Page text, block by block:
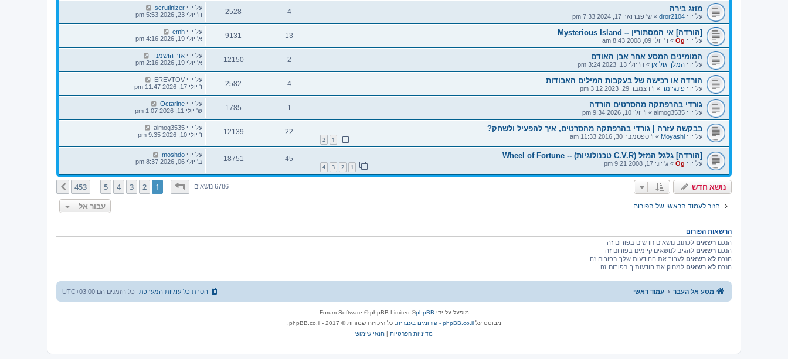
מוזג בירה
על ידי dror2104
» ש' פברואר 17, 2024 7:33 pm
4
2528 על ידי scrutinizer
ה' יולי 23, 2026 5:53 pm
[הורדה] אי המסתורין -- Mysterious Island
על ידי Og
» ד' יולי 09, 2008 8:43 am
13
9131 על ידי emh
א' יולי 19, 2026 4:16 pm
המומינים המסע אחר אבן האודם
על ידי המלך גוליאן » ה' יולי 13, 2023 3:24 pm
2
12150 על ידי אור הושמנד
א' יולי 19, 2026 2:16 pm
הורדה או רכישה של בעקבות המילים האבודות
על ידי פינגיימר » ו' דצמבר 29, 2023 3:12 pm
4
2582 על ידי EREVTOV
ו' יולי 17, 2026 11:47 pm
גורדי בהרפתקה מהסרטים הורדה
על ידי almog3535
» ו' יולי 10, 2026 9:34 pm
1
1785 על ידי Octarine
ש' יולי 11, 2026 1:07 pm
בבקשה עזרה | גורדי בהרפתקה מהסרטים, איך להפעיל ולשחק?
על ידי Moyashi
» ו' ספטמבר 30, 2016 11:33 am 1
2
22
12139 על ידי almog3535
ו' יולי 10, 2026 9:35 pm
[הורדה] גלגל המזל (C.V.R טכנולוגיות) -- Wheel of Fortune
על ידי Og
» ג' יוני 17, 2008 9:21 pm 1
2
3
4
45
18751 על ידי moshdo
ב' יולי 06, 2026 8:37 pm
נושא חדש 6786 נושאים
דף1מתוך 453
1
2
3
4
5
453 הבא
חזור לעמוד הראשי של הפורום עבור אל
הרשאות הפורום
הנכם רשאים לכתוב נושאים חדשים בפורום זה
הנכם רשאים להגיב לנושאים קיימים בפורום זה
הנכם לא רשאים לערוך את ההודעות שלך בפורום זה
הנכם לא רשאים למחוק את הודעותיך בפורום זה
מסע אל העבר עמוד ראשי כל הזמנים הם UTC+03:00 הסרת כל עוגיות המערכת
מופעל על ידי phpBB
® Forum Software © phpBB Limited
מבוסס עלphpBB.co.il - פורומים בעברית
. כל הזכויות שמורות © 2017 - phpBB.co.il.
מדיניות הפרטיות | תנאי שימוש